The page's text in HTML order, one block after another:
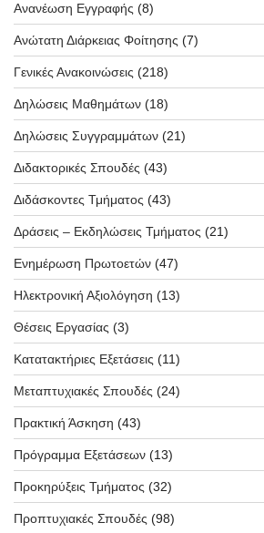
Ανανέωση Εγγραφής (8)
Ανώτατη Διάρκειας Φοίτησης (7)
Γενικές Ανακοινώσεις (218)
Δηλώσεις Μαθημάτων (18)
Δηλώσεις Συγγραμμάτων (21)
Διδακτορικές Σπουδές (43)
Διδάσκοντες Τμήματος (43)
Δράσεις – Εκδηλώσεις Τμήματος (21)
Ενημέρωση Πρωτοετών (47)
Ηλεκτρονική Αξιολόγηση (13)
Θέσεις Εργασίας (3)
Κατατακτήριες Εξετάσεις (11)
Μεταπτυχιακές Σπουδές (24)
Πρακτική Άσκηση (43)
Πρόγραμμα Εξετάσεων (13)
Προκηρύξεις Τμήματος (32)
Προπτυχιακές Σπουδές (98)